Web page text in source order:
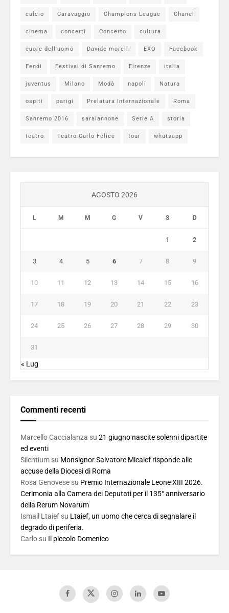
calcio Caravaggio Champions League Chanel
cinema concerti Concerto cultura
cuore dell'uomo Davide morelli EXO Facebook
Fendi Festival di Sanremo Firenze italia
juventus Milano Modà napoli Natura
ospiti parigi Prelatura Internazionale Roma
Sanremo 2016 saraiannone Serie A storia
teatro Teatro Carlo Felice tour whatsapp
AGOSTO 2026
L M M G V S D
1 2
3 4 5 6 7 8 9
10 11 12 13 14 15 16
17 18 19 20 21 22 23
24 25 26 27 28 29 30
31
« Lug
Commenti recenti
Marcello Caccialanza su 21 giugno nascite solenni dipartite
ed eventi
Silentium su Monsignor Salvatore Micalef risponde alle
accuse della Diocesi di Roma
Rosa Genovese su Premio Internazionale Leone XIII 2026.
Cerimonia alla Camera dei Deputati per il 135° anniversario
della Rerum Novarum
Ismail Ltaief su Ltaief, un uomo che cerca di segnalare il
degrado di periferia.
Carlo su Il piccolo Domenico